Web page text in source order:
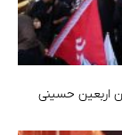
اربعین حسینی